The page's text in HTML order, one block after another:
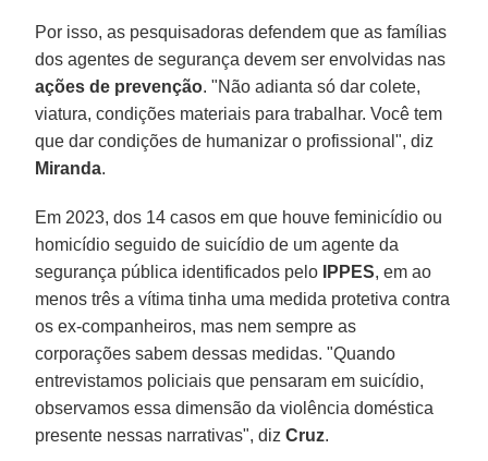
Por isso, as pesquisadoras defendem que as famílias
dos agentes de segurança devem ser envolvidas nas
ações de prevenção. "Não adianta só dar colete,
viatura, condições materiais para trabalhar. Você tem
que dar condições de humanizar o profissional", diz
Miranda.
Em 2023, dos 14 casos em que houve feminicídio ou
homicídio seguido de suicídio de um agente da
segurança pública identificados pelo
IPPES, em ao
menos três a vítima tinha uma medida protetiva contra
os ex-companheiros, mas nem sempre as
corporações sabem dessas medidas. "Quando
entrevistamos policiais que pensaram em suicídio,
observamos essa dimensão da violência doméstica
presente nessas narrativas", dizCruz.